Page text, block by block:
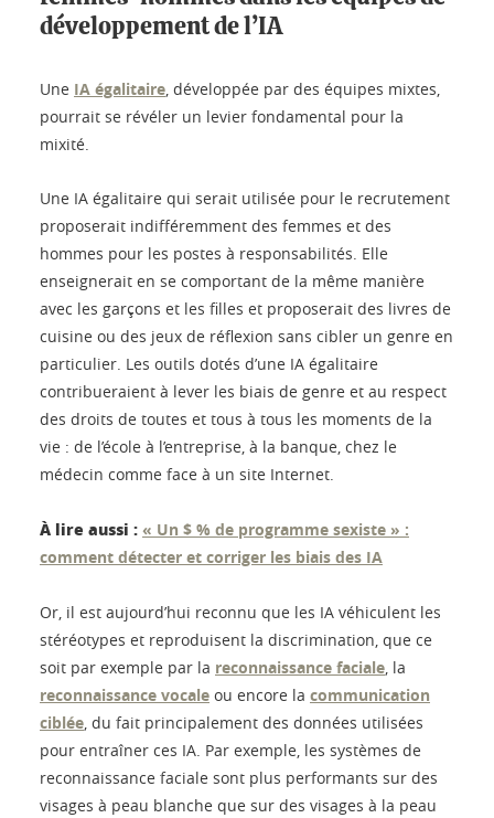
développement de l’IA
Une IA égalitaire, développée par des équipes mixtes,
pourrait se révéler un levier fondamental pour la
mixité.
Une IA égalitaire qui serait utilisée pour le recrutement
proposerait indifféremment des femmes et des
hommes pour les postes à responsabilités. Elle
enseignerait en se comportant de la même manière
avec les garçons et les filles et proposerait des livres de
cuisine ou des jeux de réflexion sans cibler un genre en
particulier. Les outils dotés d’une IA égalitaire
contribueraient à lever les biais de genre et au respect
des droits de toutes et tous à tous les moments de la
vie : de l’école à l’entreprise, à la banque, chez le
médecin comme face à un site Internet.
À lire aussi : « Un $ % de programme sexiste » :
comment détecter et corriger les biais des IA
Or, il est aujourd’hui reconnu que les IA véhiculent les
stéréotypes et reproduisent la discrimination, que ce
soit par exemple par la reconnaissance faciale, la
reconnaissance vocale ou encore la communication
ciblée, du fait principalement des données utilisées
pour entraîner ces IA. Par exemple, les systèmes de
reconnaissance faciale sont plus performants sur des
visages à peau blanche que sur des visages à la peau